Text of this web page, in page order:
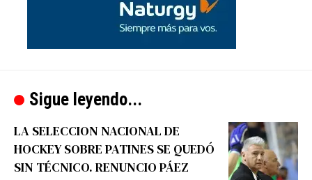
Sigue leyendo...
LA SELECCION NACIONAL DE
HOCKEY SOBRE PATINES SE QUEDÓ
SIN TÉCNICO. RENUNCIO PÁEZ